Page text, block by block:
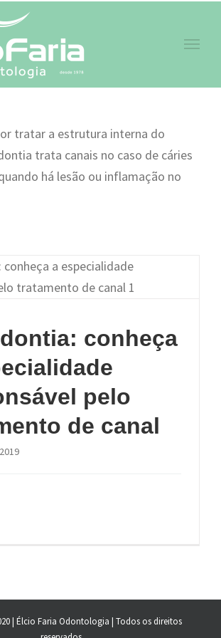
tratar a estrutura interna do
trata canais no caso de cáries
há lesão ou inflamação no
conheça
pelo
de canal
| Élcio Faria Odontologia | Todos os direitos